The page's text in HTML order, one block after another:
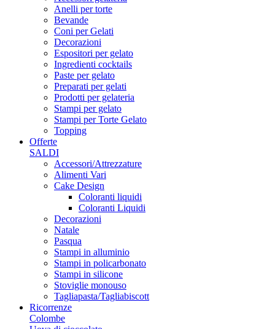
Anelli per torte
Bevande
Coni per Gelati
Decorazioni
Espositori per gelato
Ingredienti cocktails
Paste per gelato
Preparati per gelati
Prodotti per gelateria
Stampi per gelato
Stampi per Torte Gelato
Topping
Offerte
SALDI
Accessori/Attrezzature
Alimenti Vari
Cake Design
Coloranti liquidi
Coloranti Liquidi
Decorazioni
Natale
Pasqua
Stampi in alluminio
Stampi in policarbonato
Stampi in silicone
Stoviglie monouso
Tagliapasta/Tagliabiscott
Ricorrenze
Colombe